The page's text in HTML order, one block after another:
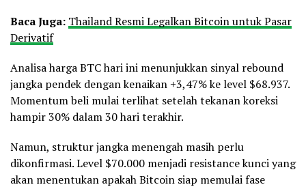
Baca Juga: Thailand Resmi Legalkan Bitcoin untuk Pasar
Derivatif
Analisa harga BTC hari ini menunjukkan sinyal rebound
jangka pendek dengan kenaikan +3,47% ke level $68.937.
Momentum beli mulai terlihat setelah tekanan koreksi
hampir 30% dalam 30 hari terakhir.
Namun, struktur jangka menengah masih perlu
dikonfirmasi. Level $70.000 menjadi resistance kunci yang
akan menentukan apakah Bitcoin siap memulai fase